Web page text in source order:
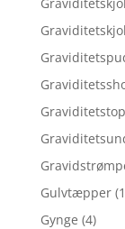
Graviditetstop
Gulvtæpper
Gynge (4)